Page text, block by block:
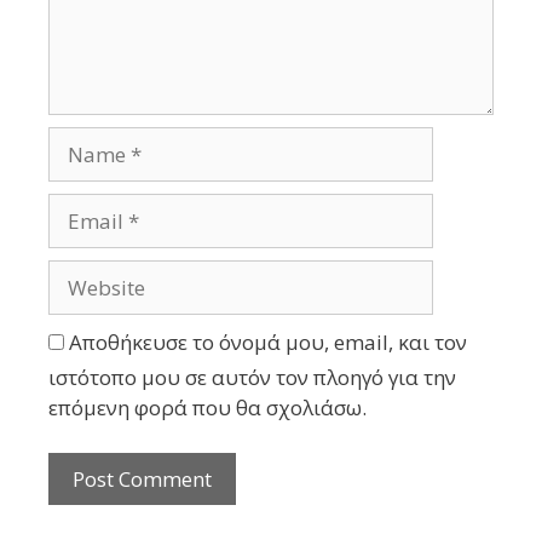
Αποθήκευσε το όνομά μου, email, και τον
ιστότοπο μου σε αυτόν τον πλοηγό για την
επόμενη φορά που θα σχολιάσω.